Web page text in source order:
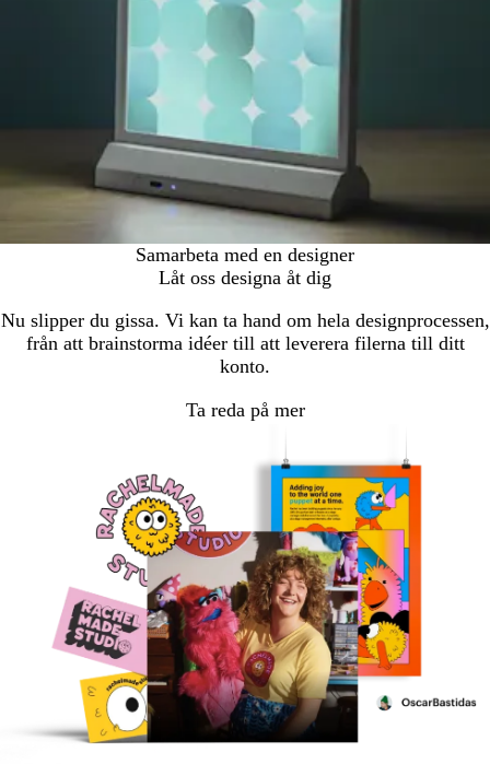
Samarbeta med en designer
Låt oss designa åt dig
Nu slipper du gissa. Vi kan ta hand om hela designprocessen,
från att brainstorma idéer till att leverera filerna till ditt
konto.
Ta reda på mer